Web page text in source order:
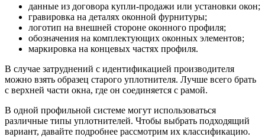
данные из договора купли-продажи или установки окон;
гравировка на деталях оконной фурнитуры;
логотип на внешней стороне оконного профиля;
обозначения на комплектующих оконных элементов;
маркировка на концевых частях профиля.
В случае затруднений с идентификацией производителя
можно взять образец старого уплотнителя. Лучше всего брать
с верхней части окна, где он соединяется с рамой.
В одной профильной системе могут использоваться
различные типы уплотнителей. Чтобы выбрать подходящий
вариант, давайте подробнее рассмотрим их классификацию.